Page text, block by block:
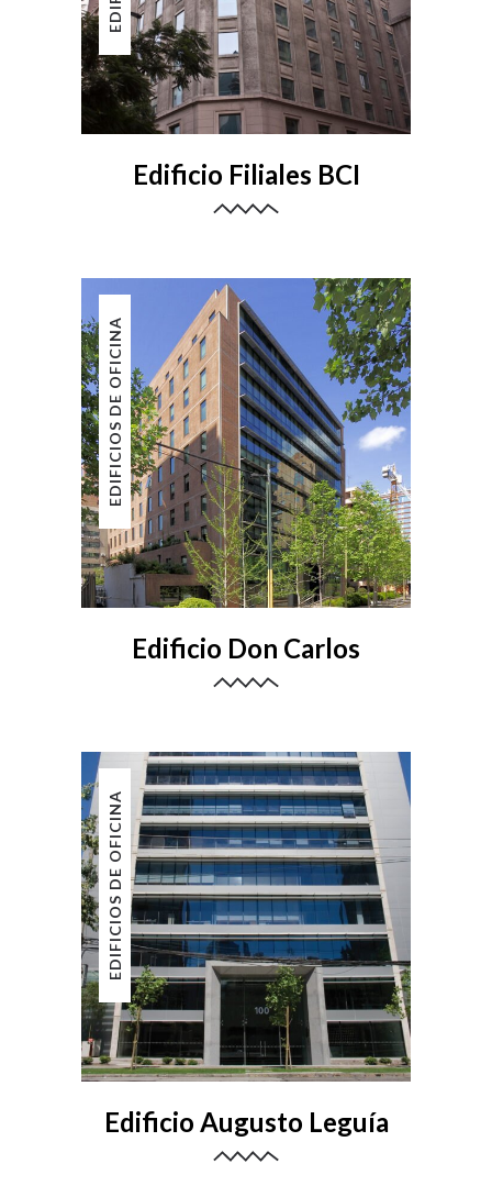
Edificio Filiales BCI
EDIFICIOS DE OFICINA
Edificio Don Carlos
EDIFICIOS DE OFICINA
Edificio Augusto Leguía